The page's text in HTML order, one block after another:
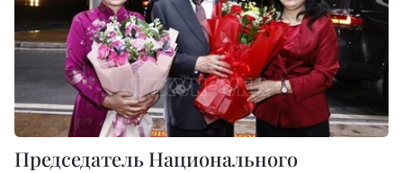
Председатель Национального